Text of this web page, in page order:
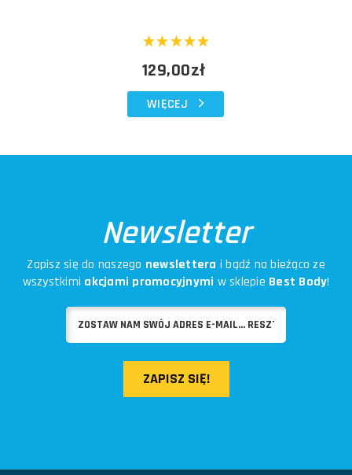
129,00zł
WIĘCEJ
Newsletter
Zapisz się do naszego newslettera i bądź na bieżąco ze
wszystkimi akcjami promocyjnymi w sklepie Best Body!
ZAPISZ SIĘ!